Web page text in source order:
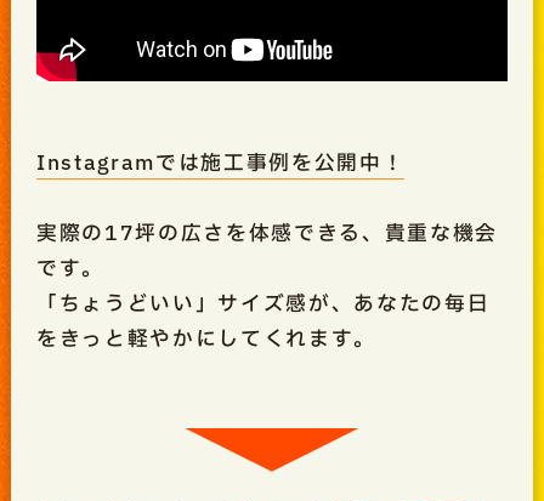
Instagramでは施工事例を公開中！
実際の17坪の広さを体感できる、貴重な機会
です。
「ちょうどいい」サイズ感が、あなたの毎日
をきっと軽やかにしてくれます。